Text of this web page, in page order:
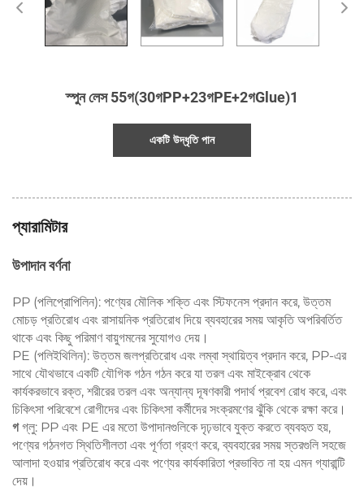
স্পুন লেস 55গ(30গPP+23গPE+2গGlue)1
একটি উদ্ধৃতি পান
প্যারামিটার
উপাদান বর্ণনা
PP (পলিপ্রোপিলিন): পণ্যের মৌলিক শক্তি এবং স্টিফনেস প্রদান করে, উত্তম
মোচড় প্রতিরোধ এবং রাসায়নিক প্রতিরোধ দিয়ে ব্যবহারের সময় আকৃতি অপরিবর্তিত
থাকে এবং কিছু পরিমাণ বায়ুগমনের সুযোগও দেয়।
PE (পলিইথিলিন): উত্তম জলপ্রতিরোধ এবং লম্বা স্থায়িত্ব প্রদান করে, PP-এর
সাথে যৌথভাবে একটি যৌগিক গঠন গঠন করে যা তরল এবং মাইক্রোব থেকে
কার্যকরভাবে রক্ত, শরীরের তরল এবং অন্যান্য দূষণকারী পদার্থ প্রবেশ রোধ করে, এবং
চিকিৎসা পরিবেশে রোগীদের এবং চিকিৎসা কর্মীদের সংক্রমণের ঝুঁকি থেকে রক্ষা করে।
গগ্লু: PP এবং PE এর মতো উপাদানগুলিকে দৃঢ়ভাবে যুক্ত করতে ব্যবহৃত হয়,
পণ্যের গঠনগত স্থিতিশীলতা এবং পূর্ণতা গ্রহণ করে, ব্যবহারের সময় স্তরগুলি সহজে
আলাদা হওয়ার প্রতিরোধ করে এবং পণ্যের কার্যকারিতা প্রভাবিত না হয় এমন গ্যারান্টি
দেয়।